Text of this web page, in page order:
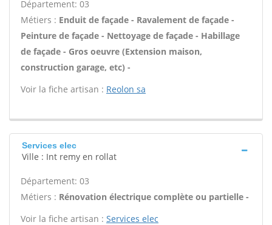
Département: 03
Métiers : Enduit de façade - Ravalement de façade -
Peinture de façade - Nettoyage de façade - Habillage
de façade - Gros oeuvre (Extension maison,
construction garage, etc) -
Voir la fiche artisan : Reolon sa
Services elec
Ville : Int remy en rollat
Département: 03
Métiers : Rénovation électrique complète ou partielle -
Voir la fiche artisan : Services elec